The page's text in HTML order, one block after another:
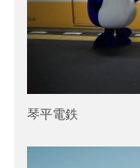
琴平電鉄